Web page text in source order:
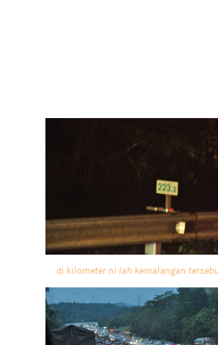
di kilometer ni lah kemalangan